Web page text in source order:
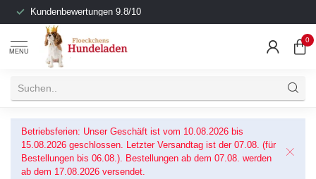
Kundenbewertungen 9.8/10
MENU
0
Betriebsferien: Unser Geschäft ist vom 10.08.2026 bis
15.08.2026 geschlossen. Letzter Versandtag ist der 07.08. (für
Bestellungen bis 06.08.). Bestellungen ab dem 07.08. werden
ab dem 17.08.2026 versendet.